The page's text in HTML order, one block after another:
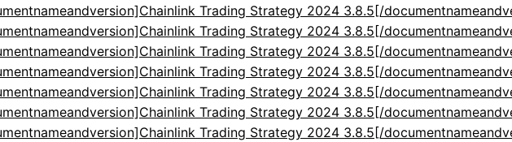
Trading Strategy 2024 3.8.5[/
Trading Strategy 2024 3.8.5[/
Trading Strategy 2024 3.8.5[/
Trading Strategy 2024 3.8.5[/
Trading Strategy 2024 3.8.5[/
Trading Strategy 2024 3.8.5[/
Trading Strategy 2024 3.8.5[/